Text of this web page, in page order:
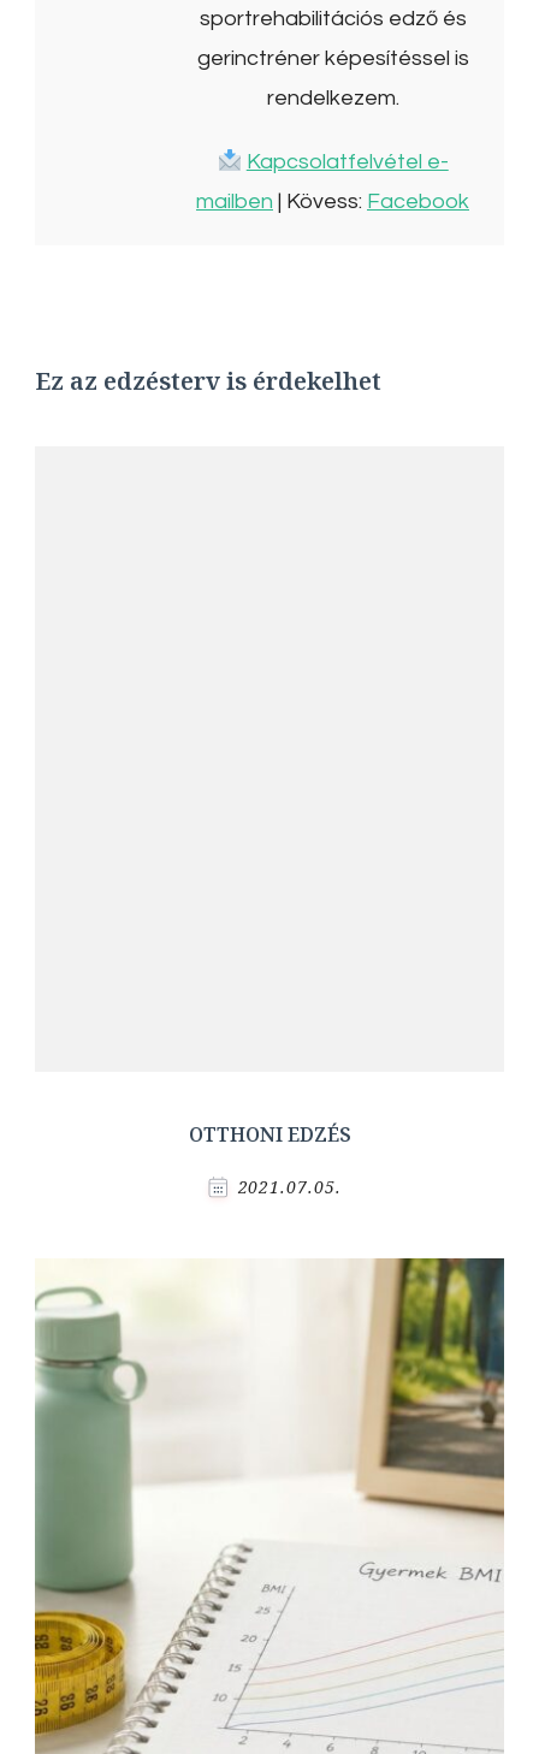
sportrehabilitációs edző és
gerinctréner képesítéssel is
rendelkezem.
Kapcsolatfelvétel e-
mailben | Kövess: Facebook
Ez az edzésterv is érdekelhet
OTTHONI EDZÉS
2021.07.05.